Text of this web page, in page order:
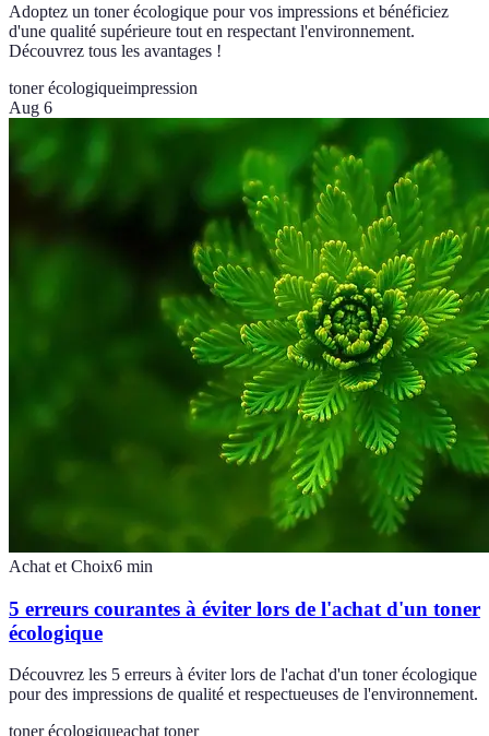
Adoptez un toner écologique pour vos impressions et bénéficiez
d'une qualité supérieure tout en respectant l'environnement.
Découvrez tous les avantages !
toner écologiqueimpression
Aug 6
Achat et Choix6 min
5 erreurs courantes à éviter lors de l'achat d'un toner
écologique
Découvrez les 5 erreurs à éviter lors de l'achat d'un toner écologique
pour des impressions de qualité et respectueuses de l'environnement.
toner écologiqueachat toner